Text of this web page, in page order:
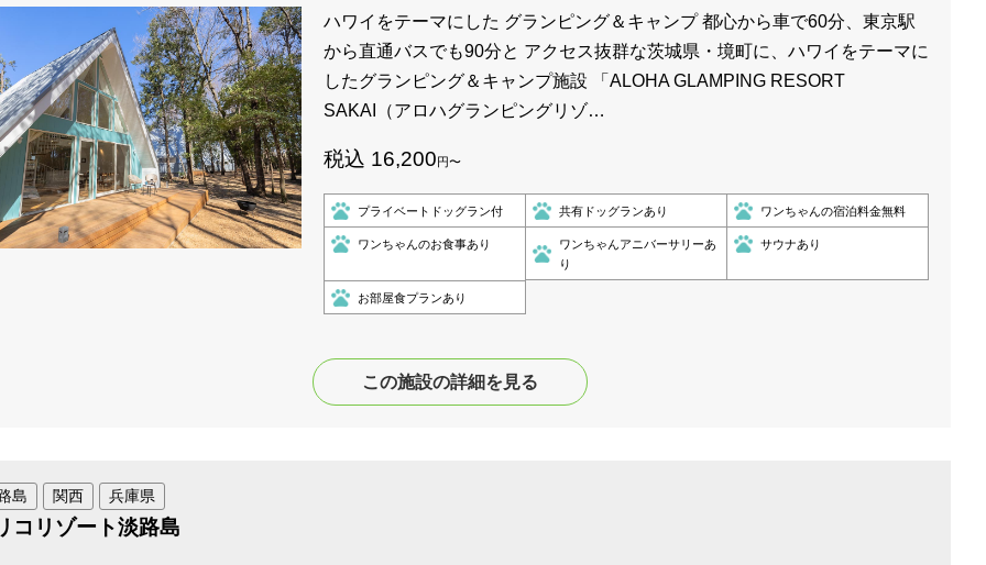
ハワイをテーマにした グランピング＆キャンプ 都心から車で60分、東京駅
から直通バスでも90分と アクセス抜群な茨城県・境町に、ハワイをテーマに
したグランピング＆キャンプ施設 「ALOHA GLAMPING RESORT
SAKAI（アロハグランピングリゾ…
税込 16,200円〜
プライベートドッグラン付 共有ドッグランあり ワンちゃんの宿泊料金無料
ワンちゃんのお食事あり
ワンちゃんアニバーサリーあ
り
サウナあり
お部屋食プランあり
この施設の詳細を見る
関西 兵庫県
島
コリゾート淡路島